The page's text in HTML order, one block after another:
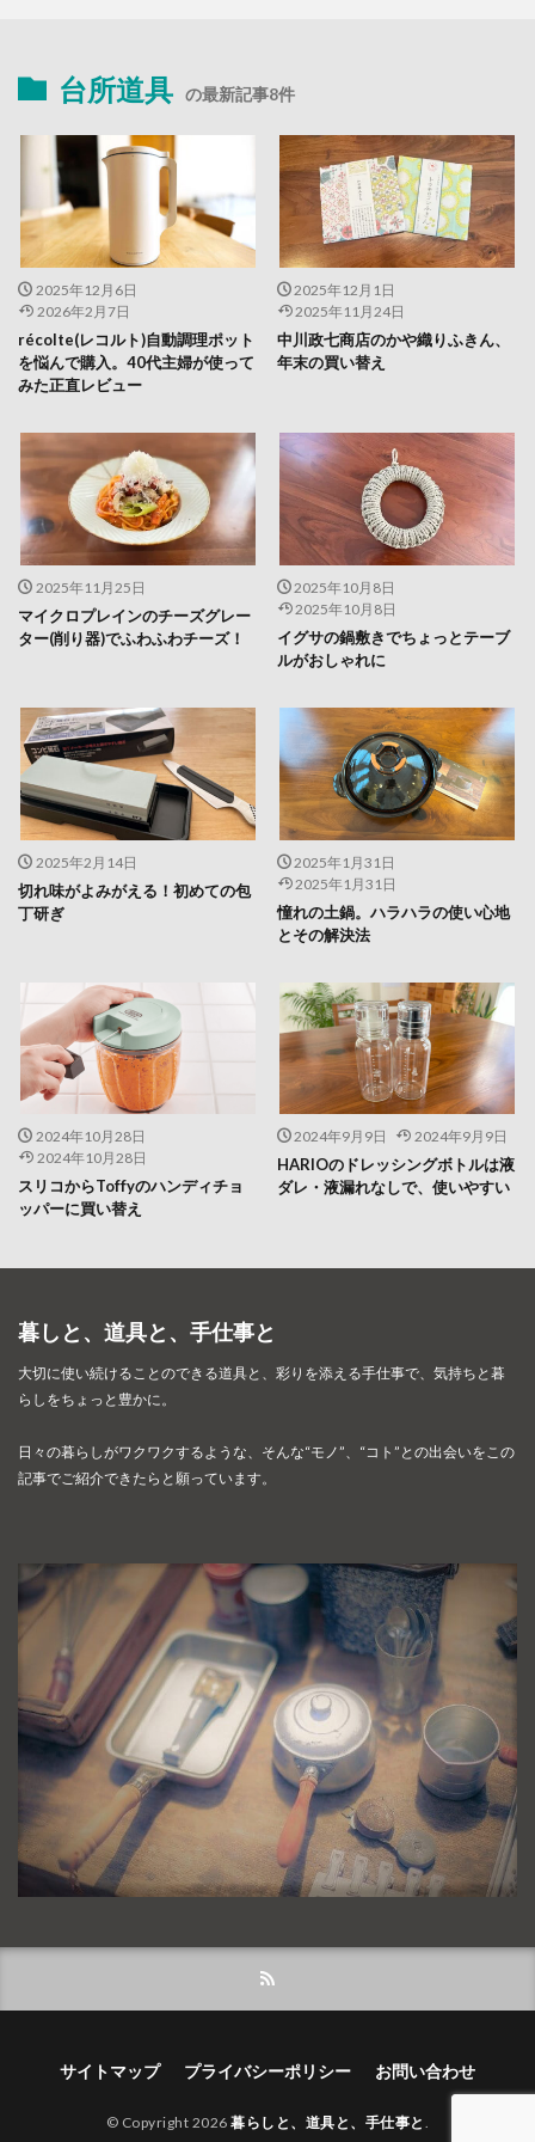
台所道具 の最新記事8件
2025年12月6日
2026年2月7日
récolte(レコルト)自動調理ポット
を悩んで購入。40代主婦が使って
みた正直レビュー
2025年12月1日
2025年11月24日
中川政七商店のかや織りふきん、
年末の買い替え
2025年11月25日
マイクロプレインのチーズグレー
ター(削り器)でふわふわチーズ！
2025年10月8日
2025年10月8日
イグサの鍋敷きでちょっとテーブ
ルがおしゃれに
2025年2月14日
切れ味がよみがえる！初めての包
丁研ぎ
2025年1月31日
2025年1月31日
憧れの土鍋。ハラハラの使い心地
とその解決法
2024年10月28日
2024年10月28日
スリコからToffyのハンディチョ
ッパーに買い替え
2024年9月9日 2024年9月9日
HARIOのドレッシングボトルは液
ダレ・液漏れなしで、使いやすい
暮しと、道具と、手仕事と
大切に使い続けることのできる道具と、彩りを添える手仕事で、 気持ちと暮
らしをちょっと豊かに。
日々の暮らしがワクワクするような、そんな“モノ”、“コト”との出会いをこの
記事でご紹介できたらと願っています。
サイトマップ プライバシーポリシー お問い合わせ
© Copyright 2026暮らしと、道具と、手仕事と .